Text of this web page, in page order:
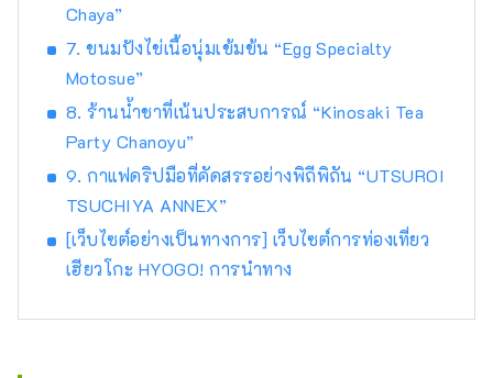
Chaya”
7. ขนมปังไข่เนื้อนุ่มเข้มข้น “Egg Specialty
Motosue”
8. ร้านน้ำชาที่เน้นประสบการณ์ “Kinosaki Tea
Party Chanoyu”
9. กาแฟดริปมือที่คัดสรรอย่างพิถีพิถัน “UTSUROI
TSUCHIYA ANNEX”
[เว็บไซต์อย่างเป็นทางการ] เว็บไซต์การท่องเที่ยว
เฮียวโกะ HYOGO! การนำทาง